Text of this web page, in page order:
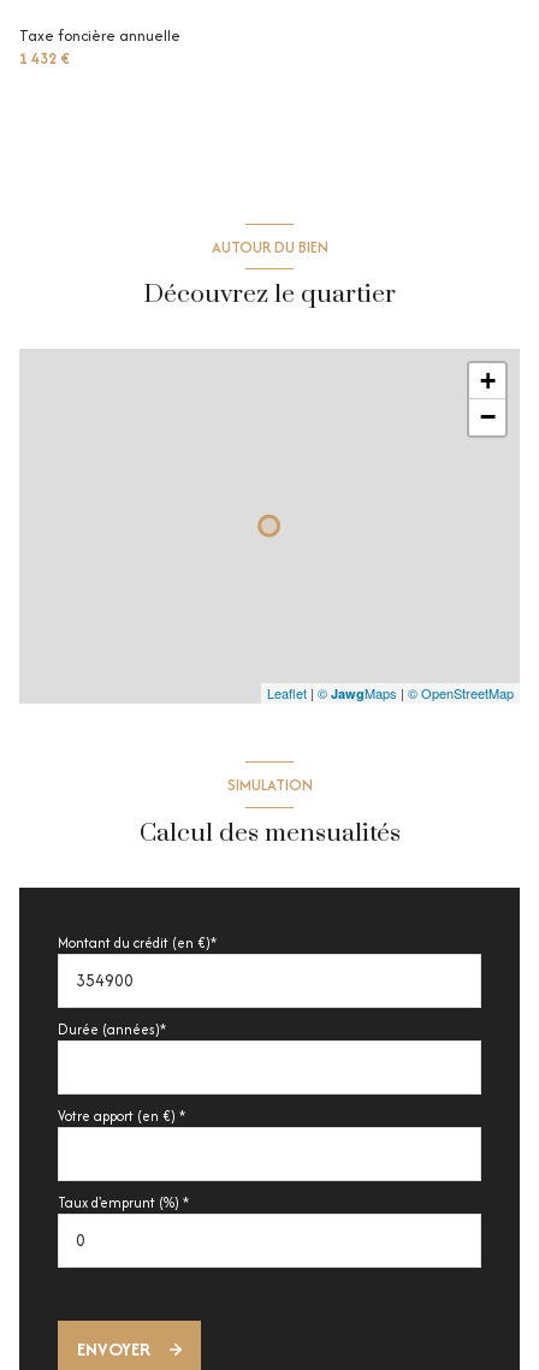
Taxe foncière annuelle
1 432 €
AUTOUR DU BIEN
Découvrez le quartier
+
−
Leaflet | © JawgMaps | © OpenStreetMap
SIMULATION
Calcul des mensualités
Montant du crédit (en €)*
Durée (années)*
Votre apport (en €) *
Taux d'emprunt (%) *
ENVOYER